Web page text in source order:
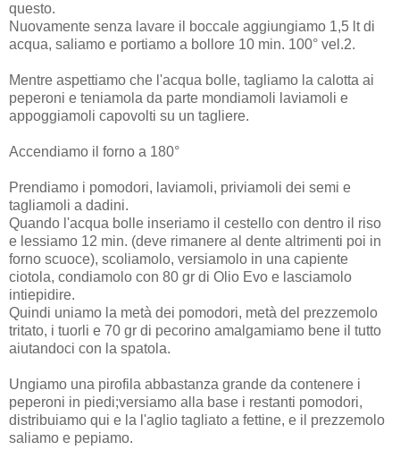
questo.
Nuovamente senza lavare il boccale aggiungiamo 1,5 lt di
acqua, saliamo e portiamo a bollore 10 min. 100° vel.2.
Mentre aspettiamo che l'acqua bolle, tagliamo la calotta ai
peperoni e teniamola da parte mondiamoli laviamoli e
appoggiamoli capovolti su un tagliere.
Accendiamo il forno a 180°
Prendiamo i pomodori, laviamoli, priviamoli dei semi e
tagliamoli a dadini.
Quando l'acqua bolle inseriamo il cestello con dentro il riso
e lessiamo 12 min. (deve rimanere al dente altrimenti poi in
forno scuoce), scoliamolo, versiamolo in una capiente
ciotola, condiamolo con 80 gr di Olio Evo e lasciamolo
intiepidire.
Quindi uniamo la metà dei pomodori, metà del prezzemolo
tritato, i tuorli e 70 gr di pecorino amalgamiamo bene il tutto
aiutandoci con la spatola.
Ungiamo una pirofila abbastanza grande da contenere i
peperoni in piedi;versiamo alla base i restanti pomodori,
distribuiamo qui e la l'aglio tagliato a fettine, e il prezzemolo
saliamo e pepiamo.